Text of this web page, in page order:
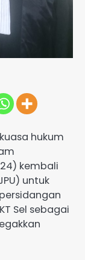
hukum
kembali
untuk
Sel sebagai